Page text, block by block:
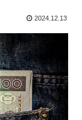
2024.12.13